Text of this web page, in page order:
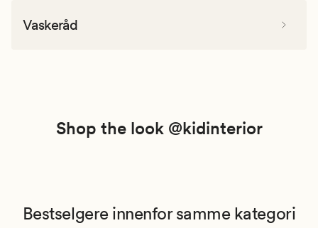
Vaskeråd
Shop the look @kidinterior
Bestselgere innenfor samme kategori